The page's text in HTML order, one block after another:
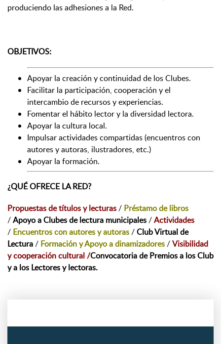
produciendo las adhesiones a la Red.
OBJETIVOS:
Apoyar la creación y continuidad de los Clubes.
Facilitar la participación, cooperación y el
intercambio de recursos y experiencias.
Fomentar el hábito lector y la diversidad lectora.
Apoyar la cultura local.
Impulsar actividades compartidas (encuentros con
autores y autoras, ilustradores, etc.)
Apoyar la formación.
¿QUÉ OFRECE LA RED?
Propuestas de títulos y lecturas / Préstamo de libros
/Apoyo a Clubes de lectura municipales /Actividades
/ Encuentros con autores y autoras /Club Virtual de
Lectura / Formación y Apoyo a dinamizadores /Visibilidad
y cooperación cultural /Convocatoria de Premios a los Club
y a los Lectores y lectoras.